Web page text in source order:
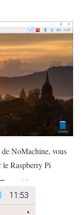
de NoMachine, vous
le Raspberry Pi